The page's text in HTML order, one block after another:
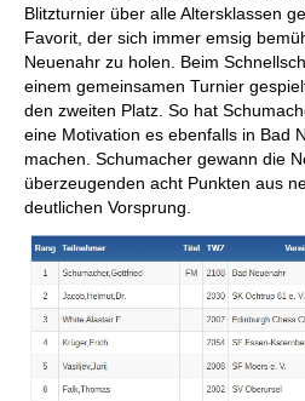
Blitzturnier über alle Altersklassen
Favorit, der sich immer emsig
Neuenahr zu holen. Beim
einem gemeinsamen Turnier
den zweiten Platz. So hat
eine Motivation es ebenfalls in Bad
machen. Schumacher gewann die
überzeugenden acht Punkten aus
deutlichen Vorsprung.